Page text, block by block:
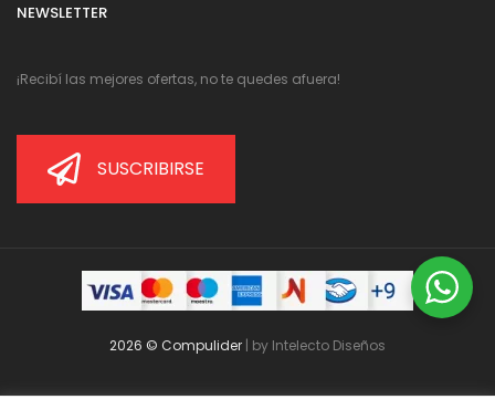
NEWSLETTER
¡Recibí las mejores ofertas, no te quedes afuera!
SUSCRIBIRSE
2026 © Compulider | by Intelecto Diseños